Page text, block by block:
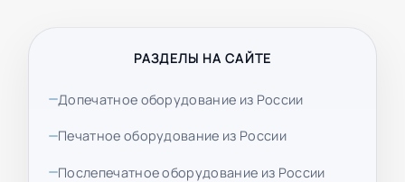
РАЗДЕЛЫ НА САЙТЕ
Допечатное оборудование из России
Печатное оборудование из России
Послепечатное оборудование из России